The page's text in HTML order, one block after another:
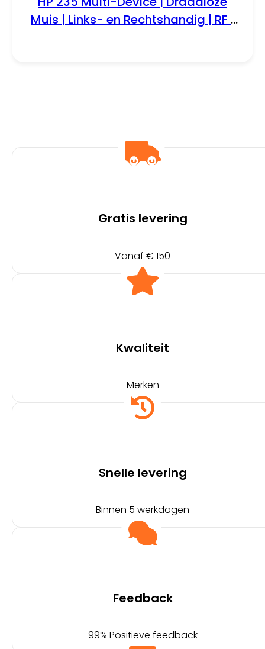
Muis | Links- en Rechtshandig | RF |
Gratis levering
Vanaf € 150
Kwaliteit
Merken
Snelle levering
Binnen 5 werkdagen
Feedback
99% Positieve feedback